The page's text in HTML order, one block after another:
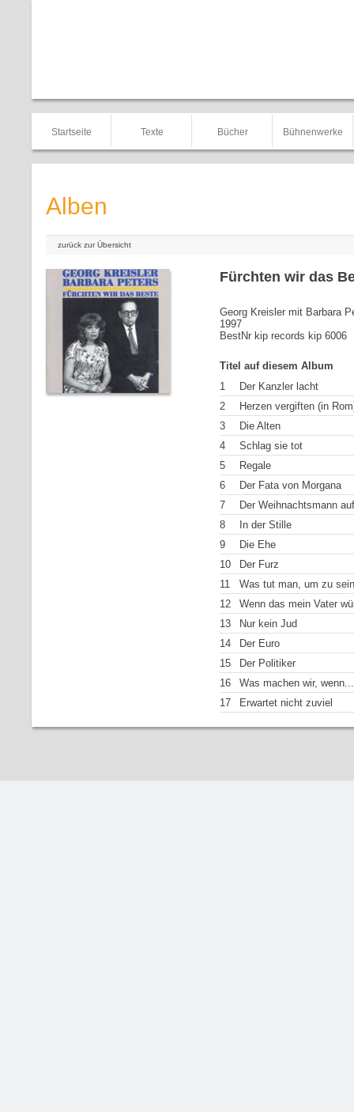
Startseite Texte Bücher Bühnenwerke
Alben
zurück zur Übersicht
Fürchten wir das
Georg Kreisler mit Barbara
1997
BestNr kip records kip 6006
Titel auf diesem Album
1
Der Kanzler lacht
2
Herzen vergiften (in
3
Die Alten
4
Schlag sie tot
5
Regale
6
Der Fata von Morgana
7
Der Weihnachtsmann
8
In der Stille
9
Die Ehe
10
Der Furz
11
Was tut man, um zu sein
12
Wenn das mein Vater
13
Nur kein Jud
14
Der Euro
15
Der Politiker
16
Was machen wir, wenn...
17
Erwartet nicht zuviel